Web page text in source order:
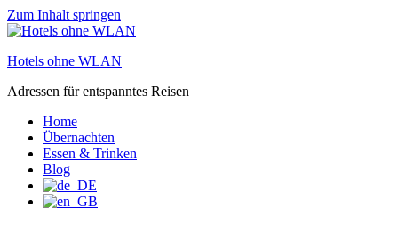
Zum Inhalt springen
Hotels ohne WLAN
Adressen für entspanntes Reisen
Home
Übernachten
Essen & Trinken
Blog